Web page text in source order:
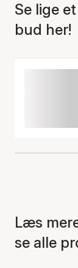
Se lige
bud her!
Læs
se alle